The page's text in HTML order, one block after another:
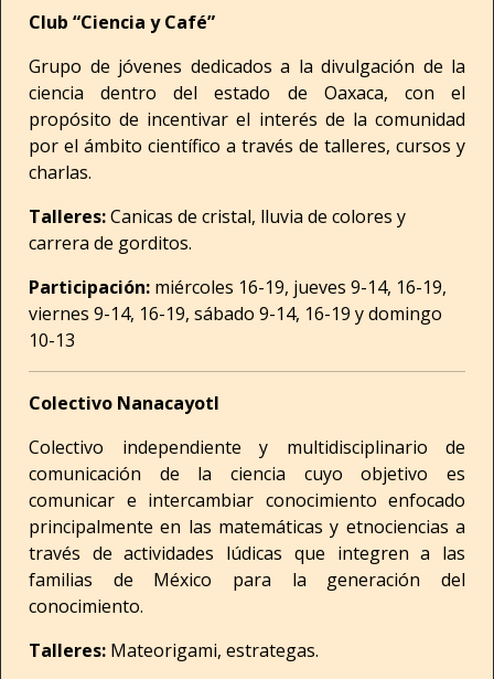
Club “Ciencia y Café”
Grupo de jóvenes dedicados a la divulgación de la
ciencia dentro del estado de Oaxaca, con el
propósito de incentivar el interés de la comunidad
por el ámbito científico a través de talleres, cursos y
charlas.
Talleres:Canicas de cristal, lluvia de colores y
carrera de gorditos.
Participación: miércoles 16-19, jueves 9-14, 16-19,
viernes 9-14, 16-19, sábado 9-14, 16-19 y domingo
10-13
Colectivo Nanacayotl
Colectivo independiente y multidisciplinario de
comunicación de la ciencia cuyo objetivo es
comunicar e intercambiar conocimiento enfocado
principalmente en las matemáticas y etnociencias a
través de actividades lúdicas que integren a las
familias de México para la generación del
conocimiento.
Talleres: Mateorigami, estrategas.